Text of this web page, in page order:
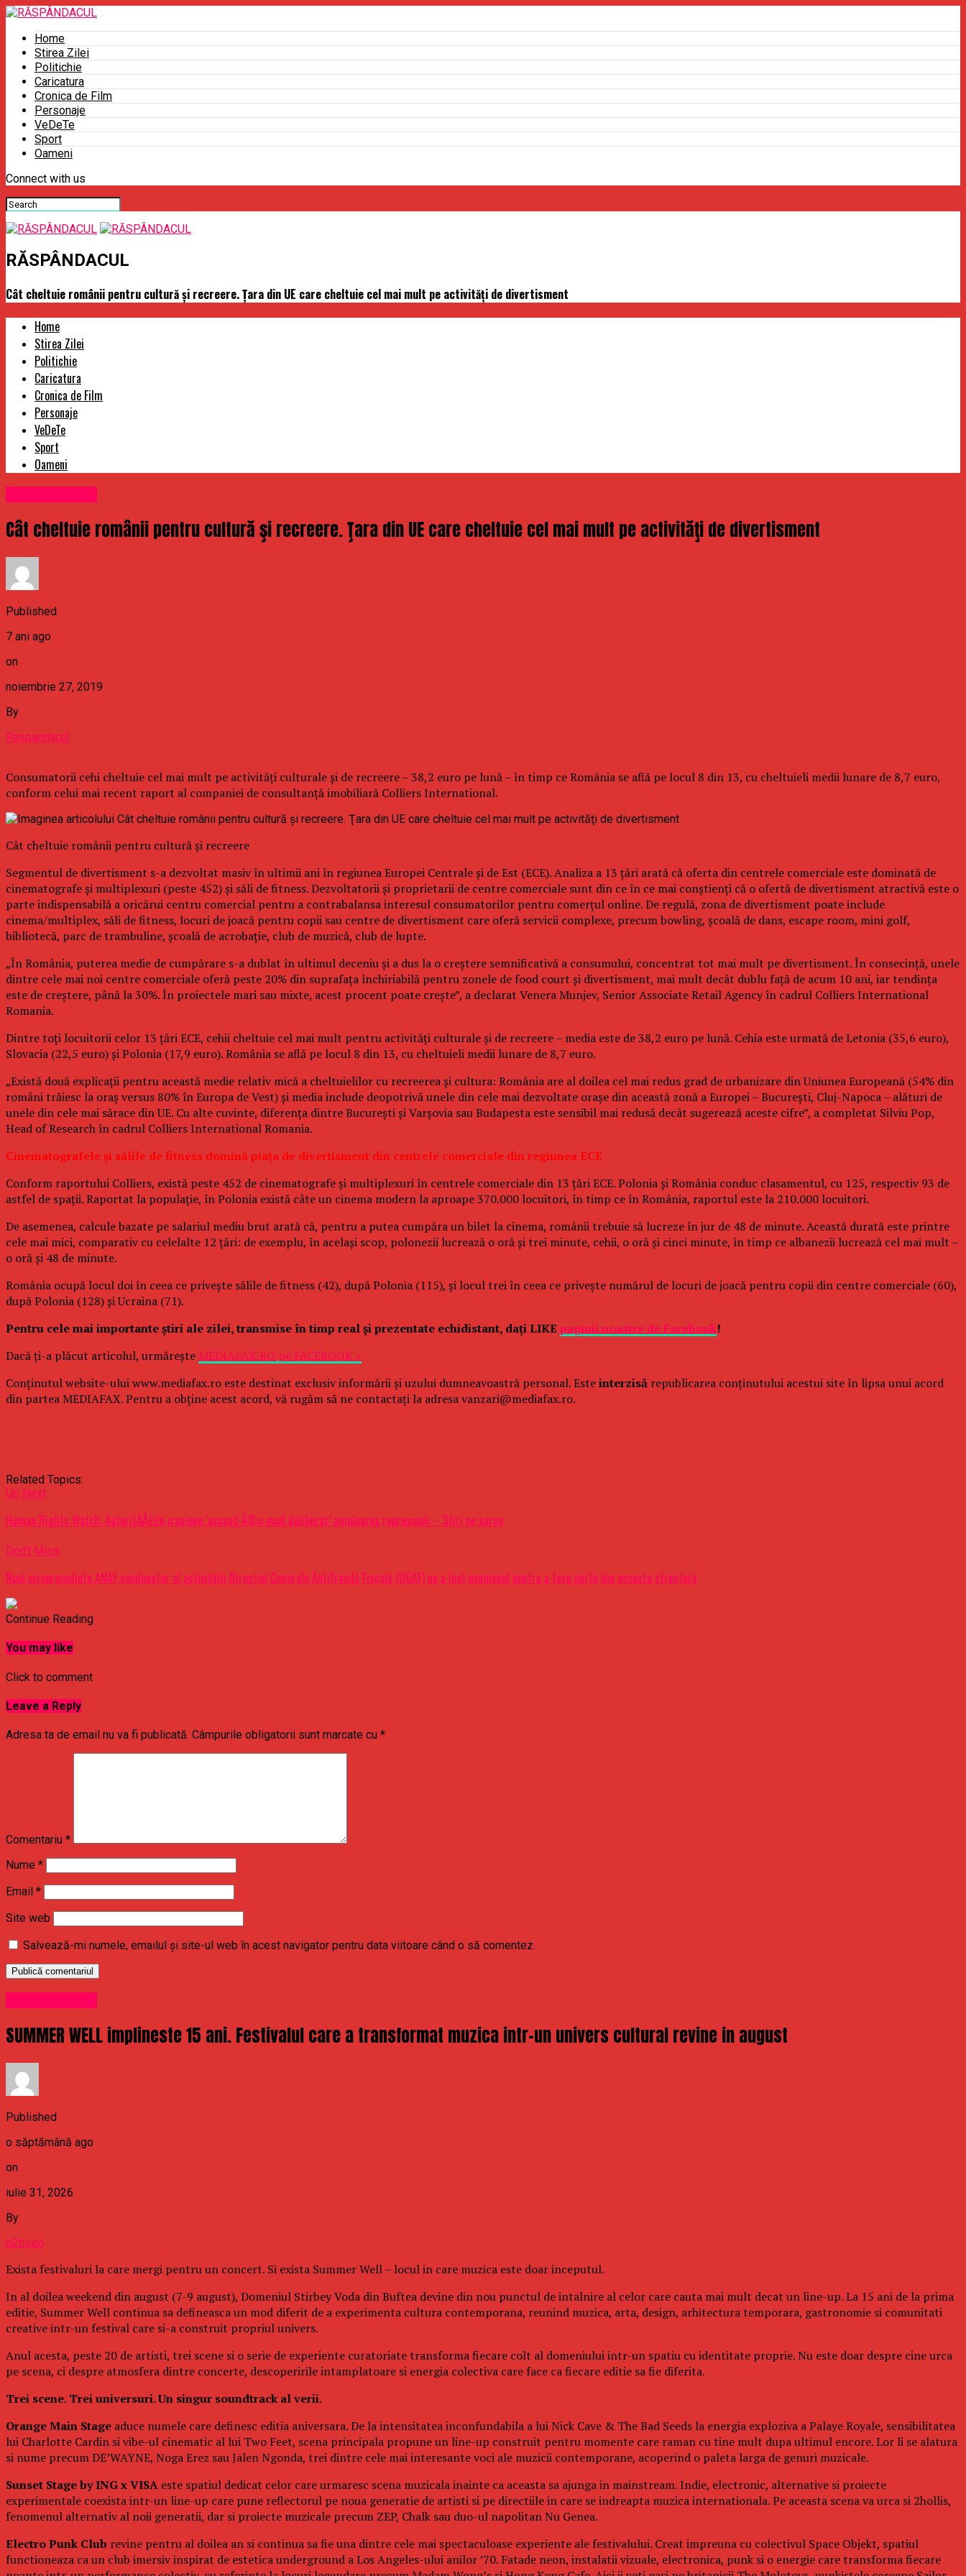
Home
Stirea Zilei
Politichie
Caricatura
Cronica de Film
Personaje
VeDeTe
Sport
Oameni
Connect with us
RĂSPÂNDACUL
Cât cheltuie românii pentru cultură şi recreere. Ţara din UE care cheltuie cel mai mult pe activităţi de divertisment
Home
Stirea Zilei
Politichie
Caricatura
Cronica de Film
Personaje
VeDeTe
Sport
Oameni
Cât cheltuie românii pentru cultură şi recreere. Ţara din UE care cheltuie cel mai mult pe activităţi de divertisment
Published
7 ani ago
on
noiembrie 27, 2019
By
Raspandacul
Consumatorii cehi cheltuie cel mai mult pe activităţi culturale şi de recreere – 38,2 euro pe lună – în timp ce România se află pe locul 8 din 13, cu cheltuieli medii lunare de 8,7 euro,
conform celui mai recent raport al companiei de consultanţă imobiliară Colliers International.
Cât cheltuie românii pentru cultură şi recreere
Segmentul de divertisment s-a dezvoltat masiv în ultimii ani în regiunea Europei Centrale şi de Est (ECE). Analiza a 13 ţări arată că oferta din centrele comerciale este dominată de
cinematografe şi multiplexuri (peste 452) şi săli de fitness. Dezvoltatorii şi proprietarii de centre comerciale sunt din ce în ce mai conştienţi că o ofertă de divertisment atractivă este o
parte indispensabilă a oricărui centru comercial pentru a contrabalansa interesul consumatorilor pentru comerţul online. De regulă, zona de divertisment poate include
cinema/multiplex, săli de fitness, locuri de joacă pentru copii sau centre de divertisment care oferă servicii complexe, precum bowling, şcoală de dans, escape room, mini golf,
bibliotecă, parc de trambuline, şcoală de acrobaţie, club de muzică, club de lupte.
„În România, puterea medie de cumpărare s-a dublat în ultimul deceniu şi a dus la o creştere semnificativă a consumului, concentrat tot mai mult pe divertisment. În consecinţă, unele
dintre cele mai noi centre comerciale oferă peste 20% din suprafaţa închiriabilă pentru zonele de food court şi divertisment, mai mult decât dublu faţă de acum 10 ani, iar tendinţa
este de creştere, până la 30%. În proiectele mari sau mixte, acest procent poate creşte”, a declarat Venera Munjev, Senior Associate Retail Agency în cadrul Colliers International
Romania.
Dintre toţi locuitorii celor 13 ţări ECE, cehii cheltuie cel mai mult pentru activităţi culturale şi de recreere – media este de 38,2 euro pe lună. Cehia este urmată de Letonia (35,6 euro),
Slovacia (22,5 euro) şi Polonia (17,9 euro). România se află pe locul 8 din 13, cu cheltuieli medii lunare de 8,7 euro.
„Există două explicaţii pentru această medie relativ mică a cheltuielilor cu recreerea şi cultura: România are al doilea cel mai redus grad de urbanizare din Uniunea Europeană (54% din
români trăiesc la oraş versus 80% în Europa de Vest) şi media include deopotrivă unele din cele mai dezvoltate oraşe din această zonă a Europei – Bucureşti, Cluj-Napoca – alături de
unele din cele mai sărace din UE. Cu alte cuvinte, diferenţa dintre Bucureşti şi Varşovia sau Budapesta este sensibil mai redusă decât sugerează aceste cifre”, a completat Silviu Pop,
Head of Research în cadrul Colliers International Romania.
Cinematografele şi sălile de fitness domină piaţa de divertisment din centrele comerciale din regiunea ECE
Conform raportului Colliers, există peste 452 de cinematografe şi multiplexuri în centrele comerciale din 13 ţări ECE. Polonia şi România conduc clasamentul, cu 125, respectiv 93 de
astfel de spaţii. Raportat la populaţie, în Polonia există câte un cinema modern la aproape 370.000 locuitori, în timp ce în România, raportul este la 210.000 locuitori.
De asemenea, calcule bazate pe salariul mediu brut arată că, pentru a putea cumpăra un bilet la cinema, românii trebuie să lucreze în jur de 48 de minute. Această durată este printre
cele mai mici, comparativ cu celelalte 12 ţări: de exemplu, în acelaşi scop, polonezii lucrează o oră şi trei minute, cehii, o oră şi cinci minute, în timp ce albanezii lucrează cel mai mult –
o oră şi 48 de minute.
România ocupă locul doi în ceea ce priveşte sălile de fitness (42), după Polonia (115), şi locul trei în ceea ce priveşte numărul de locuri de joacă pentru copii din centre comerciale (60),
după Polonia (128) şi Ucraina (71).
Pentru cele mai importante ştiri ale zilei, transmise în timp real şi prezentate echidistant, daţi LIKE paginii noastre de Facebook!
Dacă ţi-a plăcut articolul, urmăreşte MEDIAFAX.RO pe FACEBOOK »
Conținutul website-ului www.mediafax.ro este destinat exclusiv informării și uzului dumneavoastră personal. Esteinterzisă republicarea conținutului acestui site în lipsa unui acord
din partea MEDIAFAX. Pentru a obține acest acord, vă rugăm să ne contactați la adresa vanzari@mediafax.ro.
Related Topics:
Up Next
Human Rights Watch: AutoritÄÅ£ile iraniene ‘ascund Ã®n mod deliberat’ amploarea represiunii – Stiri pe surse
Don't Miss
Noul vicepreședinte ANAF coodonator al activității Direcției Generale Antifraudă Fiscală (DGAF) nu a luat examenul pentru a face parte din aceasta structură
Continue Reading
You may like
Click to comment
Leave a Reply
Adresa ta de email nu va fi publicată. Câmpurile obligatorii sunt marcate cu *
Comentariu *
Nume *
Email *
Site web
Salvează-mi numele, emailul și site-ul web în acest navigator pentru data viitoare când o să comentez.
SUMMER WELL implineste 15 ani. Festivalul care a transformat muzica intr-un univers cultural revine in august
Published
o săptămână ago
on
iulie 31, 2026
By
b2bseo
Exista festivaluri la care mergi pentru un concert. Si exista Summer Well – locul in care muzica este doar inceputul.
In al doilea weekend din august (7-9 august), Domeniul Stirbey Voda din Buftea devine din nou punctul de intalnire al celor care cauta mai mult decat un line-up. La 15 ani de la prima
editie, Summer Well continua sa defineasca un mod diferit de a experimenta cultura contemporana, reunind muzica, arta, design, arhitectura temporara, gastronomie si comunitati
creative intr-un festival care si-a construit propriul univers.
Anul acesta, peste 20 de artisti, trei scene si o serie de experiente curatoriate transforma fiecare colt al domeniului intr-un spatiu cu identitate proprie. Nu este doar despre cine urca
pe scena, ci despre atmosfera dintre concerte, descoperirile intamplatoare si energia colectiva care face ca fiecare editie sa fie diferita.
Trei scene. Trei universuri. Un singur soundtrack al verii.
Orange Main Stage aduce numele care definesc editia aniversara. De la intensitatea inconfundabila a lui Nick Cave & The Bad Seeds la energia exploziva a Palaye Royale, sensibilitatea
lui Charlotte Cardin si vibe-ul cinematic al lui Two Feet, scena principala propune un line-up construit pentru momente care raman cu tine mult dupa ultimul encore. Lor li se alatura
si nume precum DE’WAYNE, Noga Erez sau Jalen Ngonda, trei dintre cele mai interesante voci ale muzicii contemporane, acoperind o paleta larga de genuri muzicale.
Sunset Stage by ING x VISA este spatiul dedicat celor care urmaresc scena muzicala inainte ca aceasta sa ajunga in mainstream. Indie, electronic, alternative si proiecte
experimentale coexista intr-un line-up care pune reflectorul pe noua generatie de artisti si pe directiile in care se indreapta muzica internationala. Pe aceasta scena va urca si 2hollis,
fenomenul alternativ al noii generatii, dar si proiecte muzicale precum ZEP, Chalk sau duo-ul napolitan Nu Genea.
Electro Punk Club revine pentru al doilea an si continua sa fie una dintre cele mai spectaculoase experiente ale festivalului. Creat impreuna cu colectivul Space Objekt, spatiul
functioneaza ca un club imersiv inspirat de estetica underground a Los Angeles-ului anilor ’70. Fatade neon, instalatii vizuale, electronica, punk si o energie care transforma fiecare